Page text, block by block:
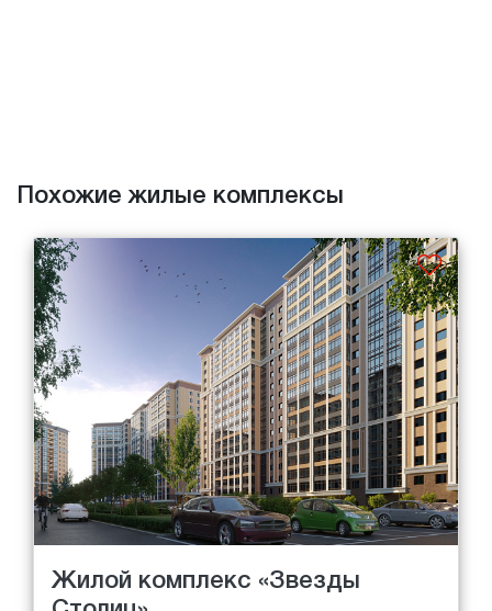
Похожие жилые комплексы
Жилой комплекс «Звезды